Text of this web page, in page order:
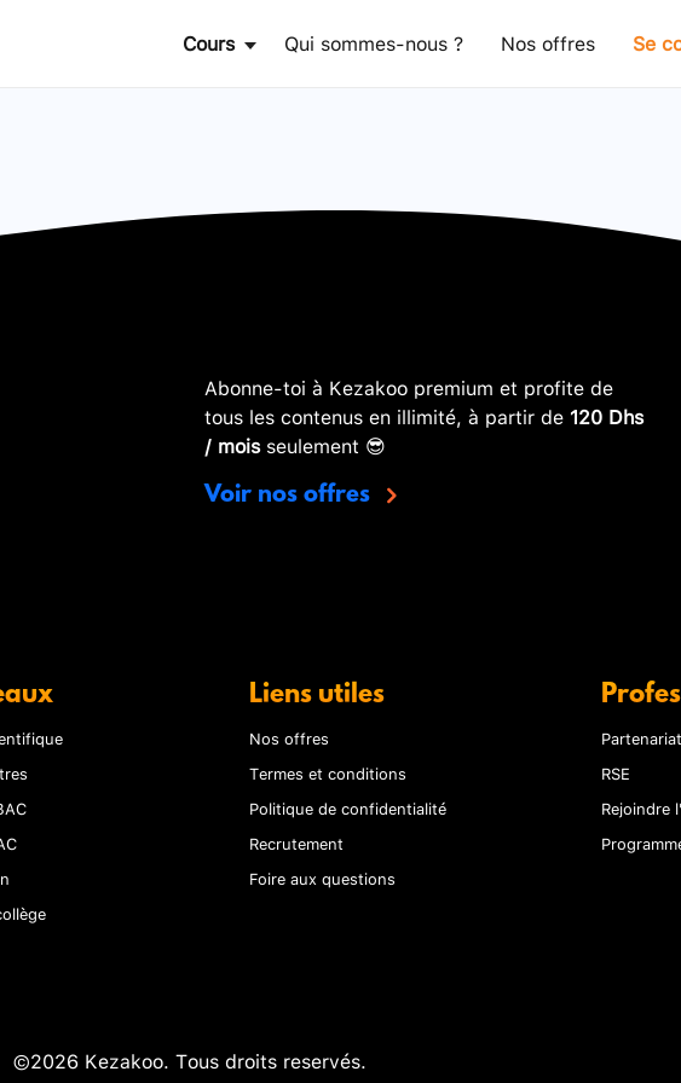
Cours Qui sommes-nous ? Nos offres Se
Abonne-toi à Kezakoo premium et profite de
tous les contenus en illimité, à partir de 120 Dhs
/ moisseulement 😎
Voir nos offres
Liens utiles
Nos offres
Termes et conditions
Politique de confidentialité
Recrutement
Foire aux questions
Partenariat
RSE
Rejoindre
©2026 Kezakoo. Tous droits reservés.